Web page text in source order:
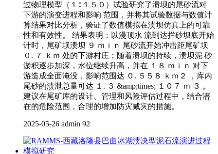
过物理模型（１∶ １５０）试验研究了溃坝的尾砂流对
下游的演变进程和影响 范围，并将其试验数据与数值计
算结果对比分析，验证了数值模拟在溃坝仿真上的可靠
性和有效性。 结果表明：以漫顶水 流到达拦砂坝底开始
计时，尾矿坝溃坝 ９ ｍｉｎ 尾砂流开始冲击距尾矿坝
０. ７ ｋｍ 处的下游村庄；随着溃坝的持续，溃坝泥 砂
淤积逐步加深，水位继续升高，并在 １８ ｍｉｎ 对下
游造成全面淹没，影响范围达 ０. ５５８ ｋｍ２ ，库内
尾砂的溃泄总量可达 １. ３ &amp;times; １０７ ｍ ３ 。
建议在尾矿库的设计、管理和风险评估过程中，结合潜
在的危险范围，合理的增加防灾减灾的措施。
2025-05-26 admin 92